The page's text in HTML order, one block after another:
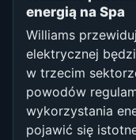
energią na Spa
Williams
elektrycznej
w trzecim
powodów
wykorzystania
pojawić się